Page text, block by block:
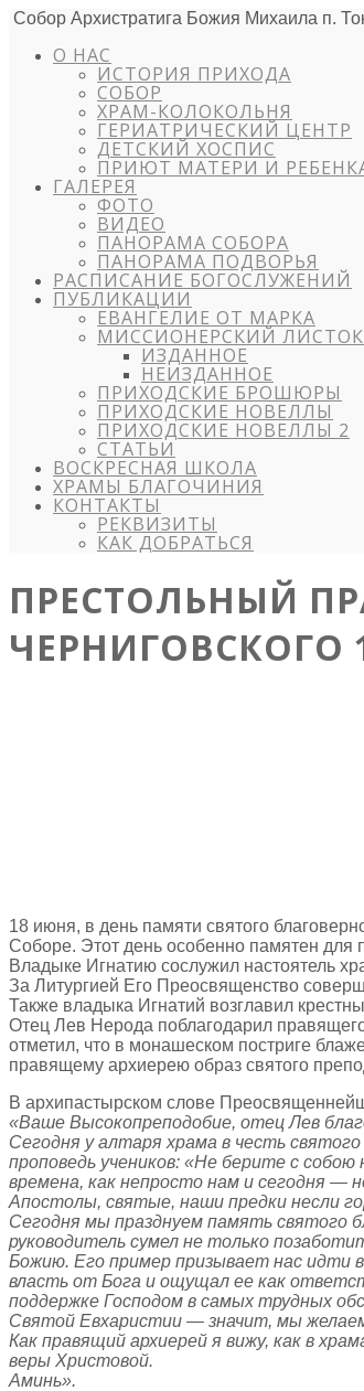
Собор Архистратига Божия Михаила п.
О НАС
ИСТОРИЯ ПРИХОДА
СОБОР
ХРАМ-КОЛОКОЛЬНЯ
ГЕРИАТРИЧЕСКИЙ ЦЕНТР
ДЕТСКИЙ ХОСПИС
ПРИЮТ МАТЕРИ И
ГАЛЕРЕЯ
ФОТО
ВИДЕО
ПАНОРАМА СОБОРА
ПАНОРАМА ПОДВОРЬЯ
РАСПИСАНИЕ БОГОСЛУЖЕНИЙ
ПУБЛИКАЦИИ
ЕВАНГЕЛИЕ ОТ МАРКА
МИССИОНЕРСКИЙ ЛИСТОК
ИЗДАННОЕ
НЕИЗДАННОЕ
ПРИХОДСКИЕ БРОШЮРЫ
ПРИХОДСКИЕ НОВЕЛЛЫ
ПРИХОДСКИЕ НОВЕЛЛЫ 2
СТАТЬИ
ВОСКРЕСНАЯ ШКОЛА
ХРАМЫ БЛАГОЧИНИЯ
КОНТАКТЫ
РЕКВИЗИТЫ
КАК ДОБРАТЬСЯ
ПРЕСТОЛЬНЫЙ
ЧЕРНИГОВСКОГО
18 июня, в день памяти святого
Соборе. Этот день особенно памятен для
Владыке Игнатию сослужил настоятель
За Литургией Его Преосвященство
Также владыка Игнатий возглавил
Отец Лев Нерода поблагодарил
отметил, что в монашеском постриге
правящему архиерею образ святого
В архипастырском слове
«Ваше Высокопреподобие, отец Лев
Сегодня у алтаря храма в честь
проповедь учеников: «Не берите с
времена, как непросто нам и сегодня —
Апостолы, святые, наши предки несли
Сегодня мы празднуем память святого
руководитель сумел не только
Божию. Его пример призывает нас идти
власть от Бога и ощущал ее как
поддержке Господом в самых трудных
Святой Евхаристии — значит, мы
Как правящий архиерей я вижу, как в
веры Христовой.
Аминь».